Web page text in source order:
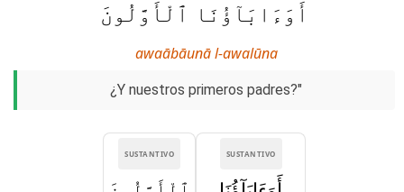
أَوَءَابَآؤُنَا ٱلْأَوَّلُونَ
awaābāunā l-awalūna
¿Y nuestros primeros padres?"
SUSTANTIVO
SUSTANTIVO